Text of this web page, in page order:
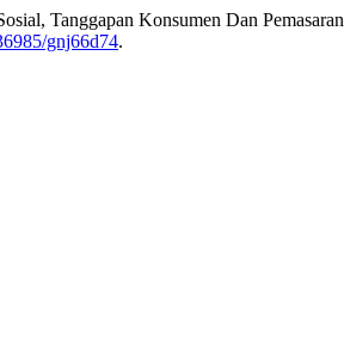
Tanggapan Konsumen Dan
gnj66d74.